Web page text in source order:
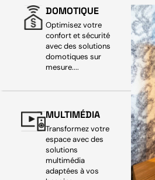
DOMOTIQUE
Optimisez votre
confort et sécurité
avec des solutions
domotiques sur
mesure....
MULTIMÉDIA
Transformez votre
espace avec des
solutions
multimédia
adaptées à vos